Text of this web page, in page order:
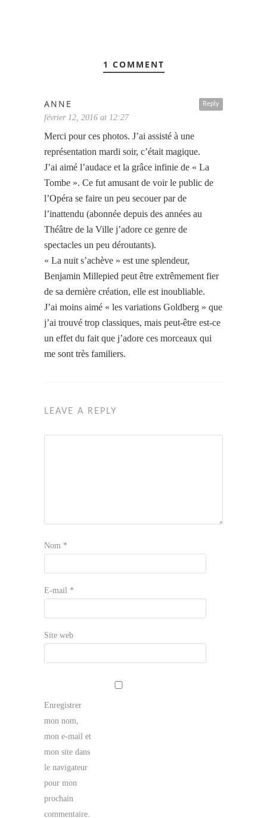
1 COMMENT
Reply
ANNE
février 12, 2016 at 12:27
Merci pour ces photos. J’ai assisté à une
représentation mardi soir, c’était magique.
J’ai aimé l’audace et la grâce infinie de « La
Tombe ». Ce fut amusant de voir le public de
l’Opéra se faire un peu secouer par de
l’inattendu (abonnée depuis des années au
Théâtre de la Ville j’adore ce genre de
spectacles un peu déroutants).
« La nuit s’achève » est une splendeur,
Benjamin Millepied peut être extrêmement fier
de sa dernière création, elle est inoubliable.
J’ai moins aimé « les variations Goldberg » que
j’ai trouvé trop classiques, mais peut-être est-ce
un effet du fait que j’adore ces morceaux qui
me sont très familiers.
LEAVE A REPLY
Nom *
E-mail *
Site web
Enregistrer
mon nom,
mon e-mail et
mon site dans
le navigateur
pour mon
prochain
commentaire.